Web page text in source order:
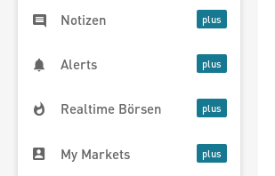
Notizen
Alerts
Realtime Börsen
My Markets